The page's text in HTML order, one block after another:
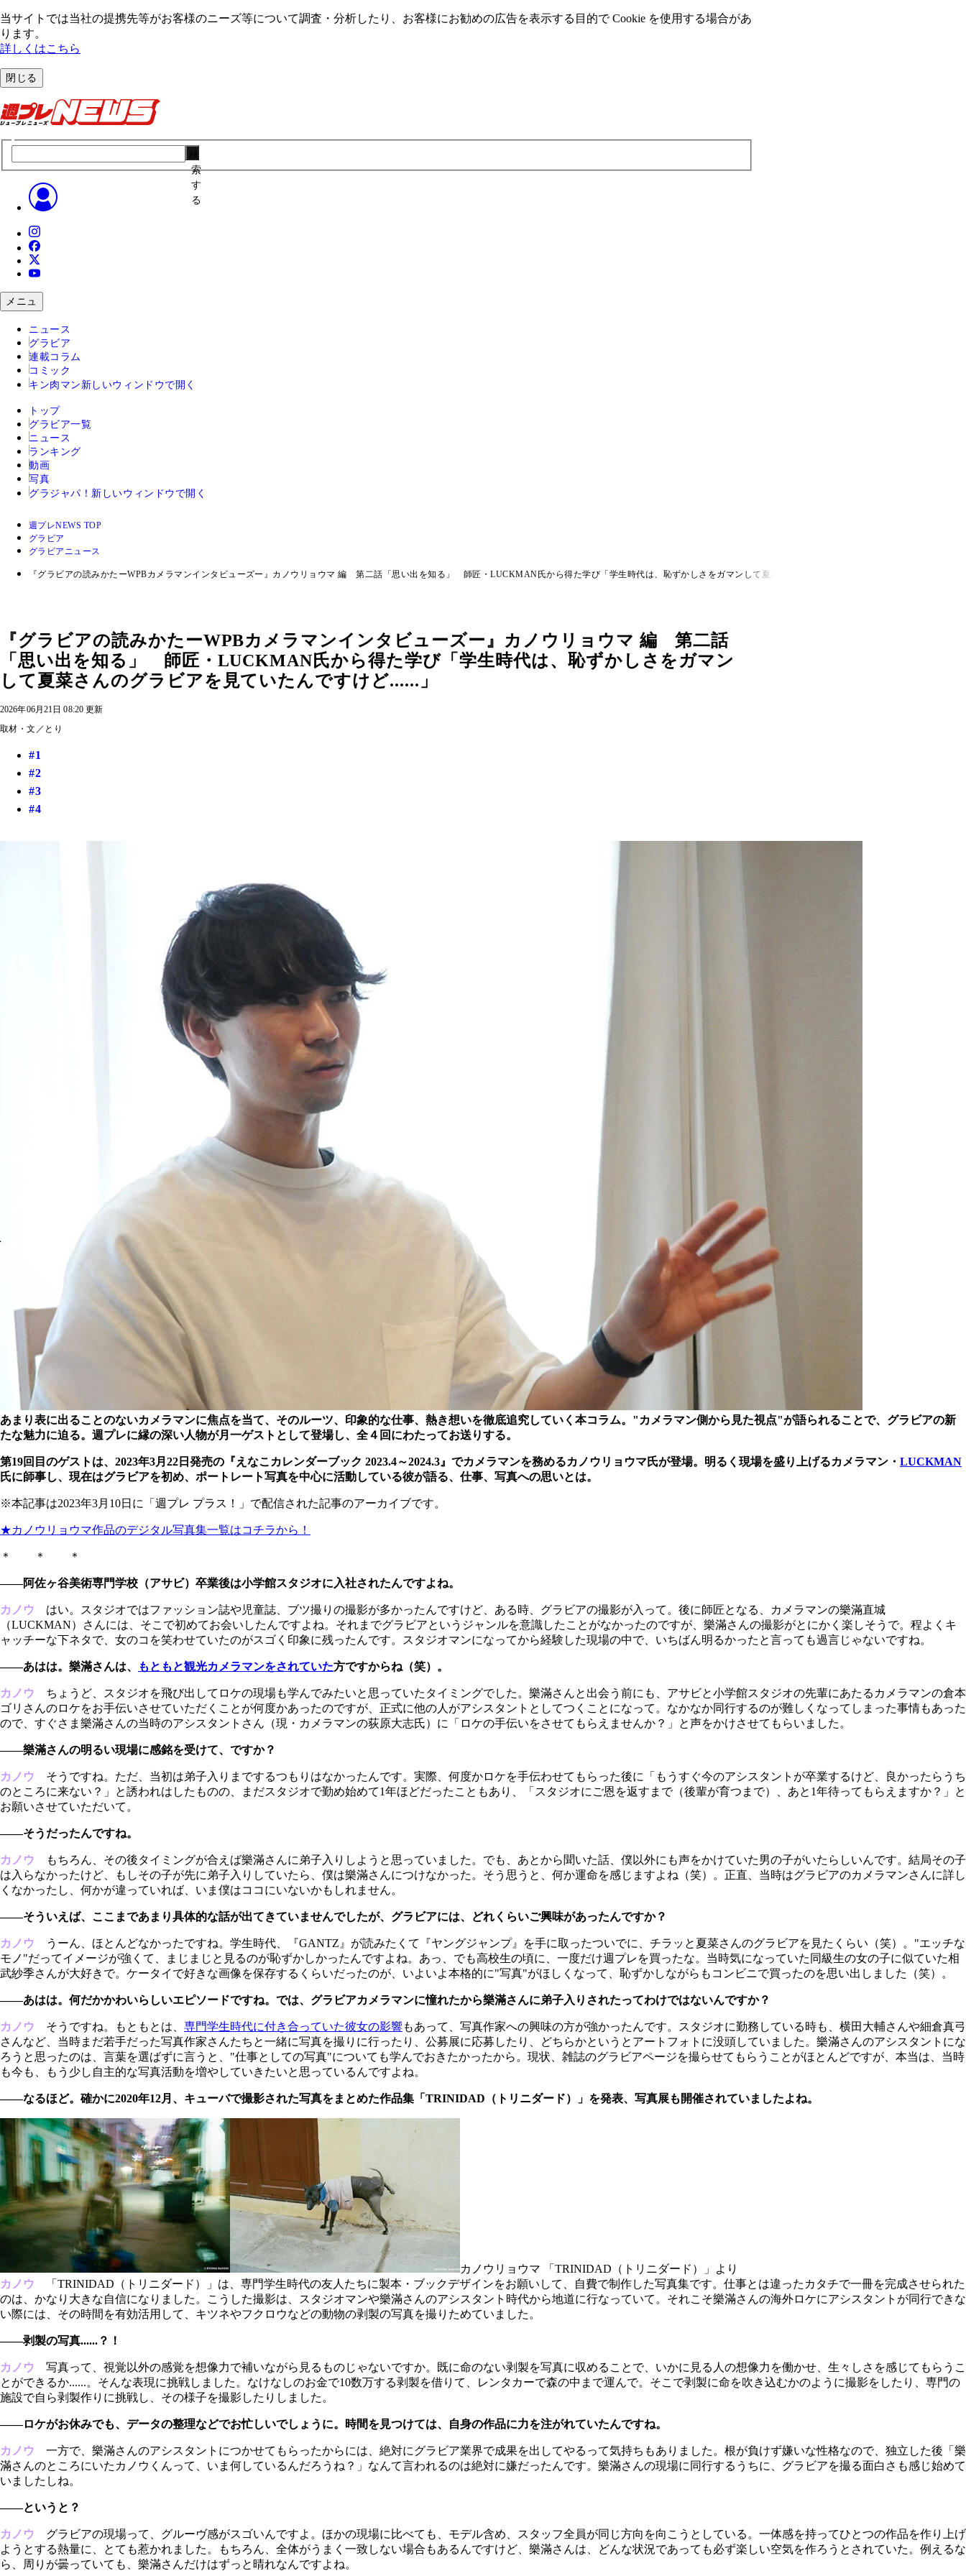
当サイトでは当社の提携先等がお客様のニーズ等について調査・分析したり、お客様にお勧めの広告を表⽰する⽬的で Cookie を使⽤する場合があ
ります。
詳しくはこちら
閉じる
索
す
る
メニュ
ニュース
グラビア
連載コラム
コミック
キン肉マン 新しいウィンドウで開く
トップ
グラビア一覧
ニュース
ランキング
動画
写真
グラジャパ！ 新しいウィンドウで開く
週プレNEWS TOP
グラビア
グラビアニュース
『グラビアの読みかたーWPBカメラマンインタビューズー』カノウリョウマ 編 第二話「思い出を知る」 師匠・LUCKMAN氏から得た学び「学生時代は、恥ずかしさをガマンして夏菜さんのグラビアを見ていたんですけど......」
『グラビアの読みかたーWPBカメラマンインタビューズー』カノウリョウマ 編 第二話
「思い出を知る」 師匠・LUCKMAN氏から得た学び「学生時代は、恥ずかしさをガマン
して夏菜さんのグラビアを見ていたんですけど......」
2026年06月21日 08:20 更新
取材・文／とり
#1
#2
#3
#4
あまり表に出ることのないカメラマンに焦点を当て、そのルーツ、印象的な仕事、熱き想いを徹底追究していく本コラム。"カメラマン側から見た視点"が語られることで、グラビアの新
たな魅力に迫る。週プレに縁の深い人物が月一ゲストとして登場し、全４回にわたってお送りする。
第19回目のゲストは、2023年3月22日発売の『えなこカレンダーブック 2023.4～2024.3』でカメラマンを務めるカノウリョウマ氏が登場。明るく現場を盛り上げるカメラマン・ LUCKMAN
氏に師事し、現在はグラビアを初め、ポートレート写真を中心に活動している彼が語る、仕事、写真への思いとは。
※本記事は2023年3月10日に「週プレ プラス！」で配信された記事のアーカイブです。
★カノウリョウマ作品のデジタル写真集一覧はコチラから！
＊ ＊ ＊
――阿佐ヶ谷美術専門学校（アサビ）卒業後は小学館スタジオに入社されたんですよね。
カノウ はい。スタジオではファッション誌や児童誌、ブツ撮りの撮影が多かったんですけど、ある時、グラビアの撮影が入って。後に師匠となる、カメラマンの樂滿直城
（LUCKMAN）さんには、そこで初めてお会いしたんですよね。それまでグラビアというジャンルを意識したことがなかったのですが、樂滿さんの撮影がとにかく楽しそうで。程よくキ
ャッチーな下ネタで、女のコを笑わせていたのがスゴく印象に残ったんです。スタジオマンになってから経験した現場の中で、いちばん明るかったと言っても過言じゃないですね。
――あはは。樂滿さんは、 もともと観光カメラマンをされていた方ですからね（笑）。
カノウ ちょうど、スタジオを飛び出してロケの現場も学んでみたいと思っていたタイミングでした。樂滿さんと出会う前にも、アサビと小学館スタジオの先輩にあたるカメラマンの倉本
ゴリさんのロケをお手伝いさせていただくことが何度かあったのですが、正式に他の人がアシスタントとしてつくことになって。なかなか同行するのが難しくなってしまった事情もあった
ので、すぐさま樂滿さんの当時のアシスタントさん（現・カメラマンの荻原大志氏）に「ロケの手伝いをさせてもらえませんか？」と声をかけさせてもらいました。
――樂滿さんの明るい現場に感銘を受けて、ですか？
カノウ そうですね。ただ、当初は弟子入りまでするつもりはなかったんです。実際、何度かロケを手伝わせてもらった後に「もうすぐ今のアシスタントが卒業するけど、良かったらうち
のところに来ない？」と誘われはしたものの、まだスタジオで勤め始めて1年ほどだったこともあり、「スタジオにご恩を返すまで（後輩が育つまで）、あと1年待ってもらえますか？」と
お願いさせていただいて。
――そうだったんですね。
カノウ もちろん、その後タイミングが合えば樂滿さんに弟子入りしようと思っていました。でも、あとから聞いた話、僕以外にも声をかけていた男の子がいたらしいんです。結局その子
は入らなかったけど、もしその子が先に弟子入りしていたら、僕は樂滿さんにつけなかった。そう思うと、何か運命を感じますよね（笑）。正直、当時はグラビアのカメラマンさんに詳し
くなかったし、何かが違っていれば、いま僕はココにいないかもしれません。
――そういえば、ここまであまり具体的な話が出てきていませんでしたが、グラビアには、どれくらいご興味があったんですか？
カノウ うーん、ほとんどなかったですね。学生時代、『GANTZ』が読みたくて『ヤングジャンプ』を手に取ったついでに、チラッと夏菜さんのグラビアを見たくらい（笑）。"エッチな
モノ"だってイメージが強くて、まじまじと見るのが恥ずかしかったんですよね。あっ、でも高校生の頃に、一度だけ週プレを買ったな。当時気になっていた同級生の女の子に似ていた相
武紗季さんが大好きで。ケータイで好きな画像を保存するくらいだったのが、いよいよ本格的に"写真"がほしくなって、恥ずかしながらもコンビニで買ったのを思い出しました（笑）。
――あはは。何だかかわいらしいエピソードですね。では、グラビアカメラマンに憧れたから樂滿さんに弟子入りされたってわけではないんですか？
カノウ そうですね。もともとは、 専門学生時代に付き合っていた彼女の影響もあって、写真作家への興味の方が強かったんです。スタジオに勤務している時も、横田大輔さんや細倉真弓
さんなど、当時まだ若手だった写真作家さんたちと一緒に写真を撮りに行ったり、公募展に応募したり、どちらかというとアートフォトに没頭していました。樂滿さんのアシスタントにな
ろうと思ったのは、言葉を選ばずに言うと、"仕事としての写真"についても学んでおきたかったから。現状、雑誌のグラビアページを撮らせてもらうことがほとんどですが、本当は、当時
も今も、もう少し自主的な写真活動を増やしていきたいと思っているんですよね。
――なるほど。確かに2020年12月、キューバで撮影された写真をまとめた作品集「TRINIDAD（トリニダード）」を発表、写真展も開催されていましたよね。
カノウリョウマ 「TRINIDAD（トリニダード）」より
カノウ 「TRINIDAD（トリニダード）」は、専門学生時代の友人たちに製本・ブックデザインをお願いして、自費で制作した写真集です。仕事とは違ったカタチで一冊を完成させられた
のは、かなり大きな自信になりました。こうした撮影は、スタジオマンや樂滿さんのアシスタント時代から地道に行なっていて。それこそ樂滿さんの海外ロケにアシスタントが同行できな
い際には、その時間を有効活用して、キツネやフクロウなどの動物の剥製の写真を撮りためていました。
――剥製の写真......？！
カノウ 写真って、視覚以外の感覚を想像力で補いながら見るものじゃないですか。既に命のない剥製を写真に収めることで、いかに見る人の想像力を働かせ、生々しさを感じてもらうこ
とができるか......。そんな表現に挑戦しました。なけなしのお金で10数万する剥製を借りて、レンタカーで森の中まで運んで。そこで剥製に命を吹き込むかのように撮影をしたり、専門の
施設で自ら剥製作りに挑戦し、その様子を撮影したりしました。
――ロケがお休みでも、データの整理などでお忙しいでしょうに。時間を見つけては、自身の作品に力を注がれていたんですね。
カノウ 一方で、樂滿さんのアシスタントにつかせてもらったからには、絶対にグラビア業界で成果を出してやるって気持ちもありました。根が負けず嫌いな性格なので、独立した後「樂
滿さんのところにいたカノウくんって、いま何しているんだろうね？」なんて言われるのは絶対に嫌だったんです。樂滿さんの現場に同行するうちに、グラビアを撮る面白さも感じ始めて
いましたしね。
――というと？
カノウ グラビアの現場って、グルーヴ感がスゴいんですよ。ほかの現場に比べても、モデル含め、スタッフ全員が同じ方向を向こうとしている。一体感を持ってひとつの作品を作り上げ
ようとする熱量に、とても惹かれました。もちろん、全体がうまく一致しない場合もあるんですけど、樂滿さんは、どんな状況であっても必ず楽しい空気を作ろうとされていた。例えるな
ら、周りが曇っていても、樂滿さんだけはずっと晴れなんですよね。